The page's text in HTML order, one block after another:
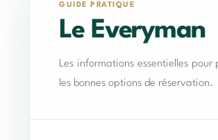
GUIDE PRATIQUE
Le Everyman
Les informations essentielles
les bonnes options de réservation.